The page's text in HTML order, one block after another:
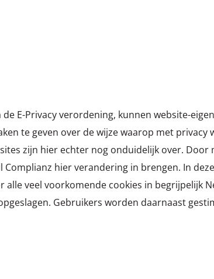
E-Privacy verordening, kunnen website-
te geven over de wijze waarop met privacy
zijn hier echter nog onduidelijk over. Door
hier verandering in brengen. In
veel voorkomende cookies in begrijpelijk
Gebruikers worden daarnaast